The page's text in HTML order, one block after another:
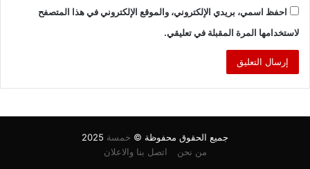
احفظ اسمي، بريدي الإلكتروني، والموقع الإلكتروني في هذا المتصفح
لاستخدامها المرة المقبلة في تعليقي.
جميع الحقوق محفوظة © خمسة
من نحن
اتصل بنا والاعلان